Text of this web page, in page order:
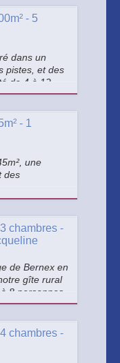
- 5
dans un
pistes, et des
de 4 à 12
maison
- 1
une
des
chambres -
de Bernex en
gîte rural
8 personnes.
chambres -